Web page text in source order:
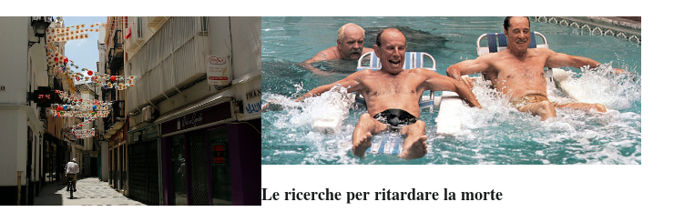
Le ricerche per ritardare la morte